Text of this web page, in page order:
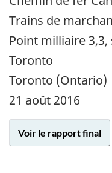
Trains de
Point milliaire
Toronto
Toronto (Ontario)
21 août 2016
Voir le rapport final